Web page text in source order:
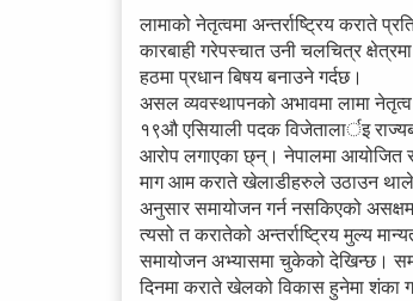
लामाको नेतृत्वमा अन्तर्राष्ट्रिय कराते
कारबाही गरेपस्चात उनी चलचित्र
हठमा प्रधान बिषय बनाउने गर्दछ।
असल व्यवस्थापनको अभावमा लामा
१९औ एसियाली पदक विजेतालार्इ
आरोप लगाएका छ्न्। नेपालमा आयोजित
माग आम कराते खेलाडीहरुले उठाउन
अनुसार समायोजन गर्न नसकिएको
त्यसो त करातेको अन्तर्राष्ट्रिय मुल्य
समायोजन अभ्यासमा चुकेको देखिन्छ।
दिनमा कराते खेलको विकास हुनेमा शंका